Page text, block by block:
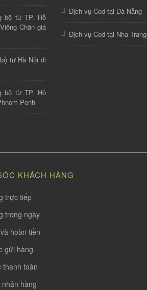
bộ từ TP. Hồ
Chăn giá
từ Hà Nội đi
bộ từ TP. Hồ
Penh
Dịch vụ Cod tại Đà Nẵng
Dịch vụ Cod tại Nha Trang
KHÁCH HÀNG
trực tiếp
trong ngày
hoàn tiền
gửi hàng
thanh toàn
hàng